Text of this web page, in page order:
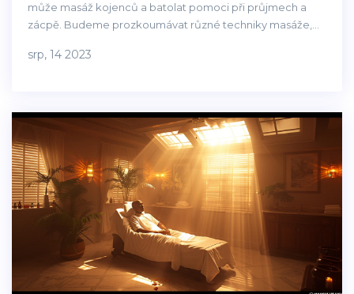
může masáž kojenců a batolat pomoci při průjmech a
zácpě. Budeme prozkoumávat různé techniky masáže,
problémů. Věřte mi, že řádně provedená masáž může
srp, 14 2023